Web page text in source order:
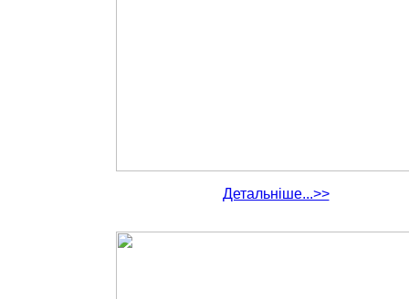
Детальніше...>>